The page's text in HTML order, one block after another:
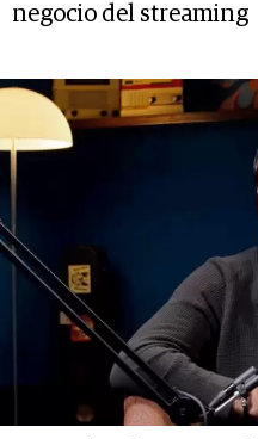
negocio del streaming